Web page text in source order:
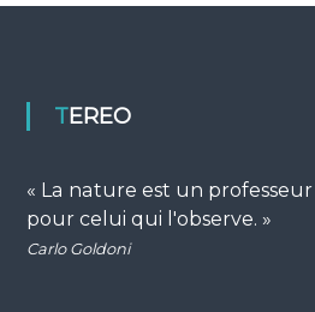
TEREO
« La nature est un
pour celui qui l'observe. »
Carlo Goldoni